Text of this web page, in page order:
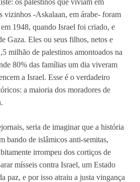
vizinhos -Askalaan, em árabe- foram
em 1948, quando Israel foi criado, e
Gaza. Eles ou seus filhos, netos e
milhão de palestinos amontoados na
80% das famílias um dia viveram
a Israel. Esse é o verdadeiro
a maioria dos moradores de
seria de imaginar que a história
bando de islâmicos anti-semitas,
irrompeu dos cortiços de
mísseis contra Israel, um Estado
paz, e por isso atraiu a justa vingança